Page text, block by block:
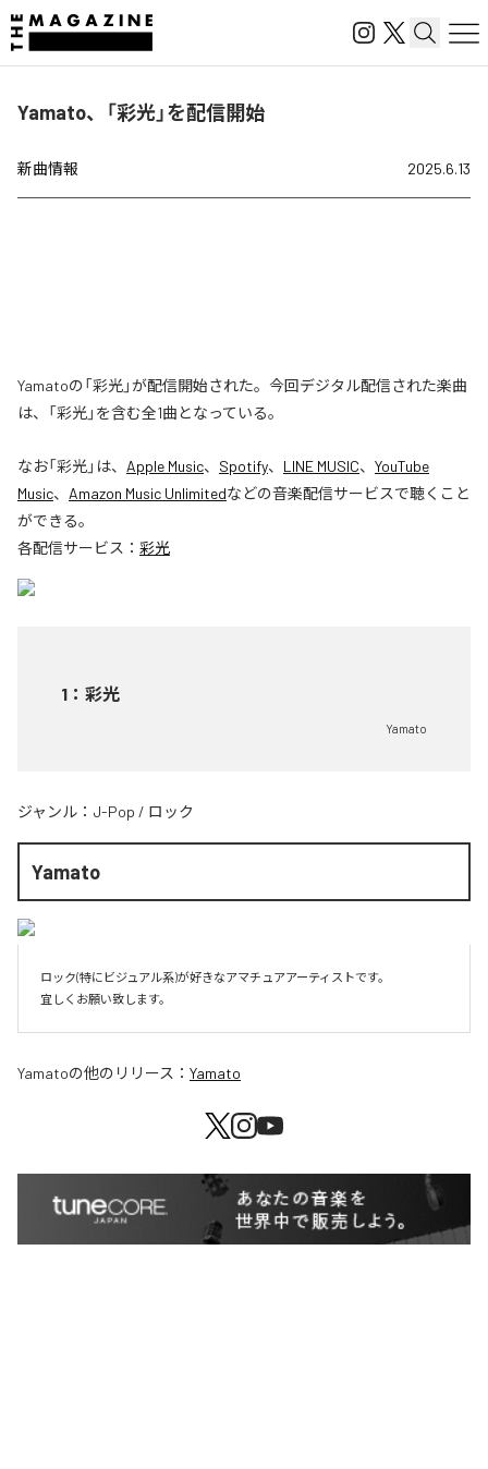
Yamato、「彩光」を配信開始
新曲情報 2025.6.13
Yamatoの「彩光」が配信開始された。今回デジタル配信された楽曲
は、「彩光」を含む全1曲となっている。
なお「彩光」は、 Apple Music、 Spotify、 LINE MUSIC、 YouTube
Music、 Amazon Music Unlimitedなどの音楽配信サービスで聴くこと
ができる。
各配信サービス： 彩光
1 ： 彩光
Yamato
ジャンル： J-Pop / ロック
Yamato
ロック(特にビジュアル系)が好きなアマチュアアーティストです。
宜しくお願い致します。
Yamatoの他のリリース： Yamato